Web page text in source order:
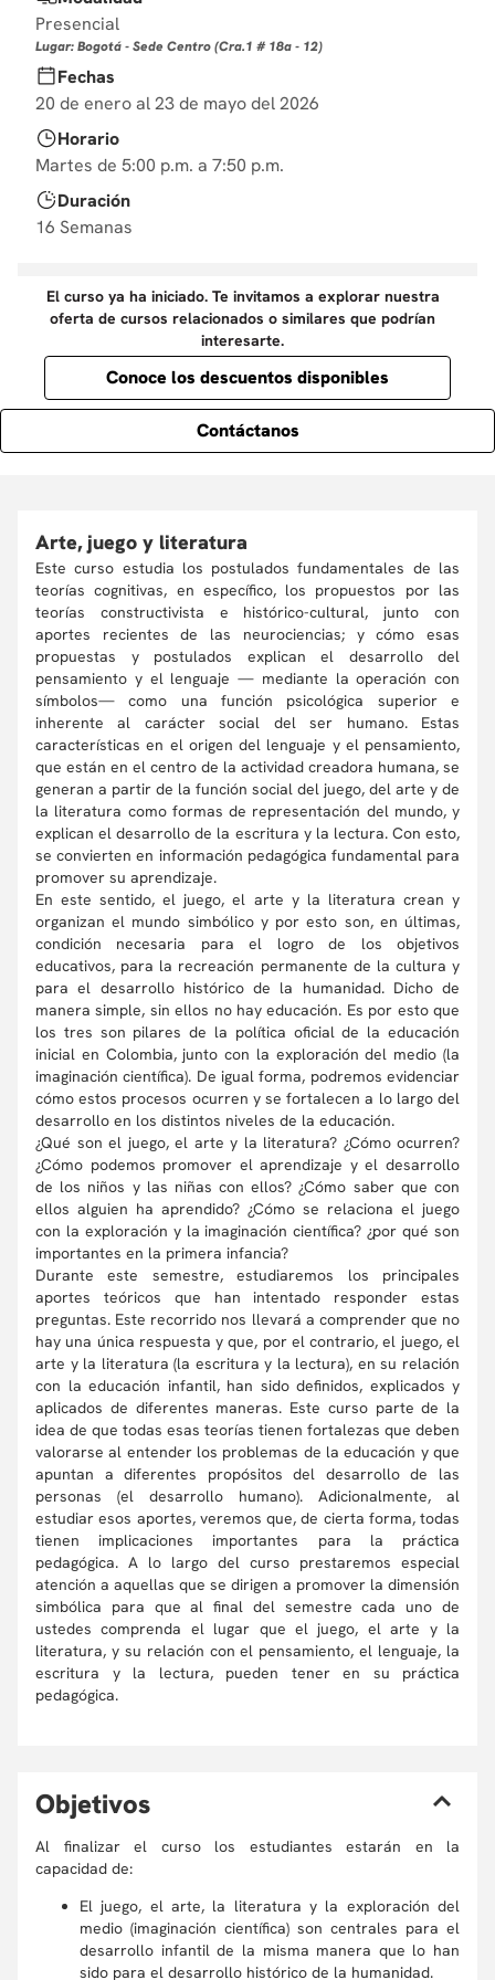
10. diseño
Presencial
Lugar: Bogotá - Sede Centro (Cra.1 # 18a - 12)
Fechas
20 de enero al 23 de mayo del 2026
Horario
Martes de 5:00 p.m. a 7:50 p.m.
Duración
16 Semanas
El curso ya ha iniciado. Te invitamos a explorar nuestra
oferta de cursos relacionados o similares que podrían
interesarte.
Conoce los descuentos disponibles
Contáctanos
Arte, juego y literatura
Este curso estudia los postulados fundamentales de las
teorías cognitivas, en específico, los propuestos por las
teorías constructivista e histórico-cultural, junto con
aportes recientes de las neurociencias; y cómo esas
propuestas y postulados explican el desarrollo del
pensamiento y el lenguaje — mediante la operación con
símbolos— como una función psicológica superior e
inherente al carácter social del ser humano. Estas
características en el origen del lenguaje y el pensamiento,
que están en el centro de la actividad creadora humana, se
generan a partir de la función social del juego, del arte y de
la literatura como formas de representación del mundo, y
explican el desarrollo de la escritura y la lectura. Con esto,
se convierten en información pedagógica fundamental para
promover su aprendizaje.
En este sentido, el juego, el arte y la literatura crean y
organizan el mundo simbólico y por esto son, en últimas,
condición necesaria para el logro de los objetivos
educativos, para la recreación permanente de la cultura y
para el desarrollo histórico de la humanidad. Dicho de
manera simple, sin ellos no hay educación. Es por esto que
los tres son pilares de la política oficial de la educación
inicial en Colombia, junto con la exploración del medio (la
imaginación científica). De igual forma, podremos evidenciar
cómo estos procesos ocurren y se fortalecen a lo largo del
desarrollo en los distintos niveles de la educación.
¿Qué son el juego, el arte y la literatura? ¿Cómo ocurren?
¿Cómo podemos promover el aprendizaje y el desarrollo
de los niños y las niñas con ellos? ¿Cómo saber que con
ellos alguien ha aprendido? ¿Cómo se relaciona el juego
con la exploración y la imaginación científica? ¿por qué son
importantes en la primera infancia?
Durante este semestre, estudiaremos los principales
aportes teóricos que han intentado responder estas
preguntas. Este recorrido nos llevará a comprender que no
hay una única respuesta y que, por el contrario, el juego, el
arte y la literatura (la escritura y la lectura), en su relación
con la educación infantil, han sido definidos, explicados y
aplicados de diferentes maneras. Este curso parte de la
idea de que todas esas teorías tienen fortalezas que deben
valorarse al entender los problemas de la educación y que
apuntan a diferentes propósitos del desarrollo de las
personas (el desarrollo humano). Adicionalmente, al
estudiar esos aportes, veremos que, de cierta forma, todas
tienen implicaciones importantes para la práctica
pedagógica. A lo largo del curso prestaremos especial
atención a aquellas que se dirigen a promover la dimensión
simbólica para que al final del semestre cada uno de
ustedes comprenda el lugar que el juego, el arte y la
literatura, y su relación con el pensamiento, el lenguaje, la
escritura y la lectura, pueden tener en su práctica
pedagógica.
Objetivos
Al finalizar el curso los estudiantes estarán en la
capacidad de:
El juego, el arte, la literatura y la exploración del
medio (imaginación científica) son centrales para el
desarrollo infantil de la misma manera que lo han
sido para el desarrollo histórico de la humanidad.